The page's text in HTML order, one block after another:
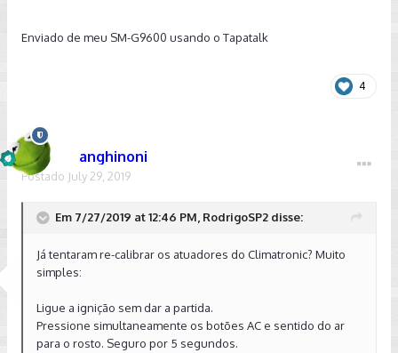
Enviado de meu SM-G9600 usando o Tapatalk
4
anghinoni
Postado July 29, 2019
Em 7/27/2019 at 12:46 PM, RodrigoSP2 disse:
Já tentaram re-calibrar os atuadores do Climatronic? Muito
simples:
Ligue a ignição sem dar a partida.
Pressione simultaneamente os botões AC e sentido do ar
para o rosto. Seguro por 5 segundos.